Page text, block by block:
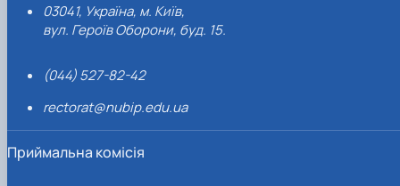
03041, Україна, м. Київ,
вул. Героїв Оборони, буд. 15.
(044) 527-82-42
rectorat@nubip.edu.ua
Приймальна комісія